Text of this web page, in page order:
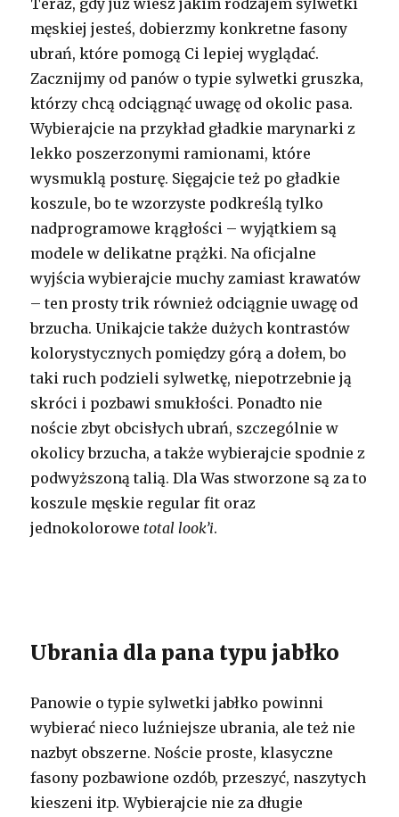
męskiej jesteś, dobierzmy konkretne fasony
ubrań, które pomogą Ci lepiej wyglądać.
Zacznijmy od panów o typie sylwetki gruszka,
którzy chcą odciągnąć uwagę od okolic pasa.
Wybierajcie na przykład gładkie marynarki z
lekko poszerzonymi ramionami, które
wysmuklą posturę. Sięgajcie też po gładkie
koszule, bo te wzorzyste podkreślą tylko
nadprogramowe krągłości – wyjątkiem są
modele w delikatne prążki. Na oficjalne
wyjścia wybierajcie muchy zamiast krawatów
– ten prosty trik również odciągnie uwagę od
brzucha. Unikajcie także dużych kontrastów
kolorystycznych pomiędzy górą a dołem, bo
taki ruch podzieli sylwetkę, niepotrzebnie ją
skróci i pozbawi smukłości. Ponadto nie
noście zbyt obcisłych ubrań, szczególnie w
okolicy brzucha, a także wybierajcie spodnie z
podwyższoną talią. Dla Was stworzone są za to
koszule męskie regular fit oraz
jednokolorowe total look’i.
Ubrania dla pana typu jabłko
Panowie o typie sylwetki jabłko powinni
wybierać nieco luźniejsze ubrania, ale też nie
nazbyt obszerne. Noście proste, klasyczne
fasony pozbawione ozdób, przeszyć, naszytych
kieszeni itp. Wybierajcie nie za długie